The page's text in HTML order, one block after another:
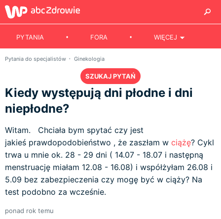
PYTANIA FORA WIĘCEJ
Pytania do specjalistów Ginekologia
SZUKAJ PYTAŃ
Kiedy występują dni płodne i dni
niepłodne?
Witam. Chciała bym spytać czy jest
jakieś prawdopodobieństwo , że zaszłam w ciążę? Cykl
trwa u mnie ok. 28 - 29 dni ( 14.07 - 18.07 i następną
menstruację miałam 12.08 - 16.08) i współżyłam 26.08 i
5.09 bez zabezpieczenia czy mogę być w ciąży? Na
test podobno za wcześnie.
ponad rok temu